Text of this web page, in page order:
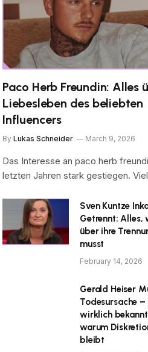
Paco Herb Freundin: Alles
Liebesleben des beliebten
Influencers
By Lukas Schneider March 9, 2026
Das Interesse an paco herb
letzten Jahren stark gestiegen.
Sven Kuntze
Getrennt: Alles,
über ihre
musst
February 14, 2026
Gerald Heiser
Todesursache –
wirklich
warum
bleibt